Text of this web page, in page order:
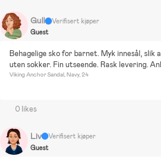
Gull
Verifisert kjøper
Guest
Behagelige sko for barnet. Myk innesål, slik
uten sokker. Fin utseende. Rask levering.
Viking Anchor Sandal, Navy, 24
0 likes
Liv
Verifisert kjøper
Guest